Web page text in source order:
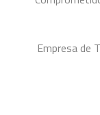
Empresa de